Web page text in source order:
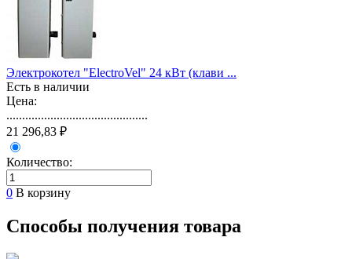
Электрокотел "ElectroVel" 24 кВт (клави ...
Есть в наличии
Цена:
.............................................
21 296,83 ₽
Количество:
0 В корзину
Способы получения товара